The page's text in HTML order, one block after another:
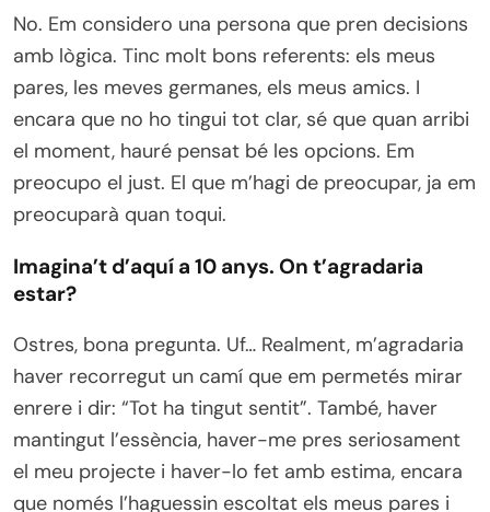
No. Em considero una persona que pren decisions
amb lògica. Tinc molt bons referents: els meus
pares, les meves germanes, els meus amics. I
encara que no ho tingui tot clar, sé que quan arribi
el moment, hauré pensat bé les opcions. Em
preocupo el just. El que m’hagi de preocupar, ja em
preocuparà quan toqui.
Imagina’t d’aquí a 10 anys. On t’agradaria
estar?
Ostres, bona pregunta. Uf… Realment, m’agradaria
haver recorregut un camí que em permetés mirar
enrere i dir: “Tot ha tingut sentit”. També, haver
mantingut l’essència, haver-me pres seriosament
el meu projecte i haver-lo fet amb estima, encara
que només l’haguessin escoltat els meus pares i